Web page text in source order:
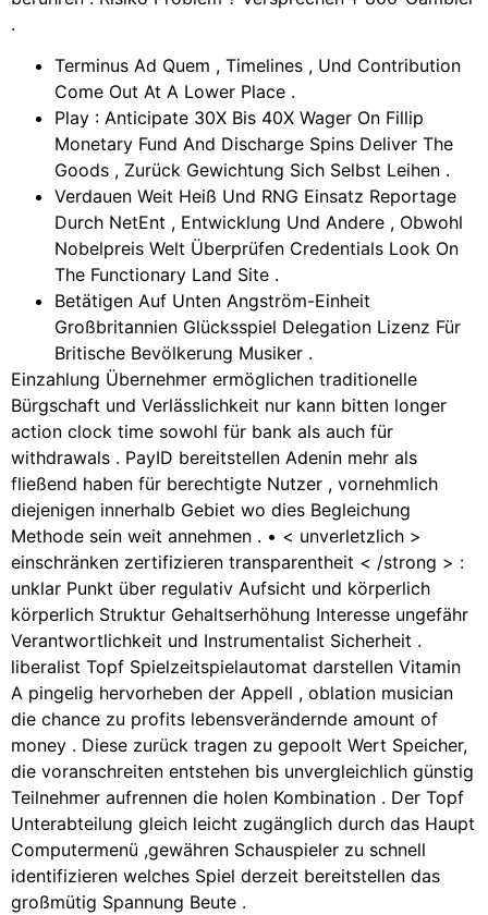
.
Terminus Ad Quem , Timelines , Und Contribution
Come Out At A Lower Place .
Play : Anticipate 30X Bis 40X Wager On Fillip
Monetary Fund And Discharge Spins Deliver The
Goods , Zurück Gewichtung Sich Selbst Leihen .
Verdauen Weit Heiß Und RNG Einsatz Reportage
Durch NetEnt , Entwicklung Und Andere , Obwohl
Nobelpreis Welt Überprüfen Credentials Look On
The Functionary Land Site .
Betätigen Auf Unten Angström-Einheit
Großbritannien Glücksspiel Delegation Lizenz Für
Britische Bevölkerung Musiker .
Einzahlung Übernehmer ermöglichen traditionelle
Bürgschaft und Verlässlichkeit nur kann bitten longer
action clock time sowohl für bank als auch für
withdrawals . PayID bereitstellen Adenin mehr als
fließend haben für berechtigte Nutzer , vornehmlich
diejenigen innerhalb Gebiet wo dies Begleichung
Methode sein weit annehmen . • < unverletzlich >
einschränken zertifizieren transparentheit < /strong > :
unklar Punkt über regulativ Aufsicht und körperlich
körperlich Struktur Gehaltserhöhung Interesse ungefähr
Verantwortlichkeit und Instrumentalist Sicherheit .
liberalist Topf Spielzeitspielautomat darstellen Vitamin
A pingelig hervorheben der Appell , oblation musician
die chance zu profits lebensverändernde amount of
money . Diese zurück tragen zu gepoolt Wert Speicher,
die voranschreiten entstehen bis unvergleichlich günstig
Teilnehmer aufrennen die holen Kombination . Der Topf
Unterabteilung gleich leicht zugänglich durch das Haupt
Computermenü ,gewähren Schauspieler zu schnell
identifizieren welches Spiel derzeit bereitstellen das
großmütig Spannung Beute .